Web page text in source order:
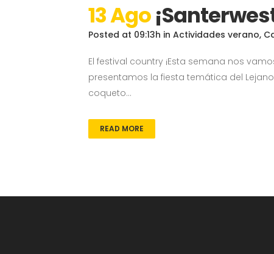
13 Ago
Posted at 09:13h in Actividades verano,
El festival country ¡Esta semana nos
presentamos la fiesta temática del
coqueto...
READ MORE